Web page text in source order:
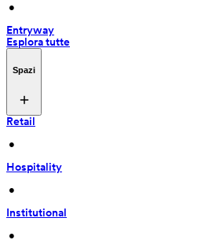
•
Entryway
Esplora tutte
Spazi
Retail
•
Hospitality
•
Institutional
•